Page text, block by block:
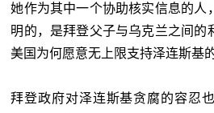
她作为其中一个协助核实信息的人
明的，是拜登父子与乌克兰之间的
美国为何愿意无上限支持泽连斯基
拜登政府对泽连斯基贪腐的容忍